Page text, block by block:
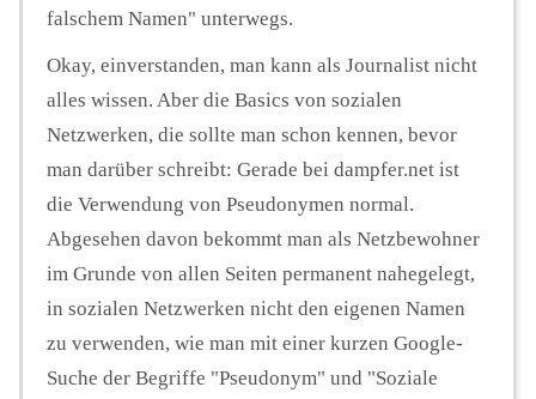
falschem Namen" unterwegs.
Okay, einverstanden, man kann als Journalist nicht
alles wissen. Aber die Basics von sozialen
Netzwerken, die sollte man schon kennen, bevor
man darüber schreibt: Gerade bei dampfer.net ist
die Verwendung von Pseudonymen normal.
Abgesehen davon bekommt man als Netzbewohner
im Grunde von allen Seiten permanent nahegelegt,
in sozialen Netzwerken nicht den eigenen Namen
zu verwenden, wie man mit einer kurzen Google-
Suche der Begriffe "Pseudonym" und "Soziale